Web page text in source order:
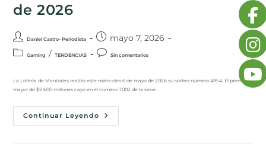
de 2026
Daniel Castro- Periodista mayo 7, 2026
Gaming / TENDENCIAS Sin comentarios
La Lotería de Manizales realizó este miércoles 6 de mayo de 2026 su sorteo número 4954. El premio
mayor de $2.600 millones cayó en el número 7002 de la serie…
Continuar Leyendo